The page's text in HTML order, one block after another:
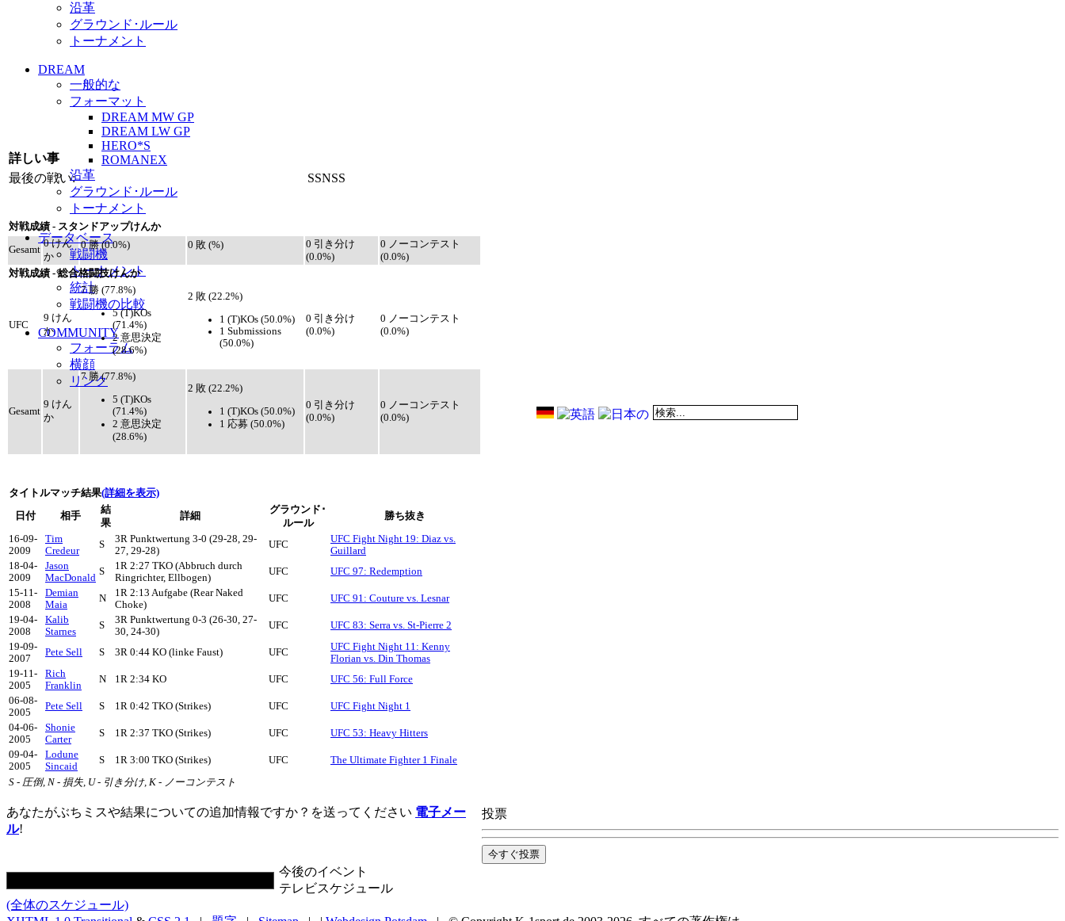
沿革
グラウンド･ルール
トーナメント
DREAM
一般的な
フォーマット
DREAM MW GP
DREAM LW GP
HERO*S
ROMANEX
沿革
グラウンド･ルール
トーナメント
データベース
戦闘機
トーナメント
統計
戦闘機の比較
COMMUNITY
フォーラム
横顔
リンク
詳しい事
最後の戦い:
SSNSS
対戦成績 - スタンドアップけんか
Gesamt
0 けん
か
0 勝 (0.0%) 0 敗 (%)
0 引き分け
(0.0%)
0 ノーコンテスト
(0.0%)
対戦成績 - 総合格闘技けんか
UFC
9 けん
か
7 勝 (77.8%)
5 (T)KOs
(71.4%)
2 意思決定
(28.6%)
2 敗 (22.2%)
1 (T)KOs (50.0%)
1 Submissions
(50.0%)
0 引き分け
(0.0%)
0 ノーコンテスト
(0.0%)
Gesamt
9 けん
か
7 勝 (77.8%)
5 (T)KOs
(71.4%)
2 意思決定
(28.6%)
2 敗 (22.2%)
1 (T)KOs (50.0%)
1 応募 (50.0%)
0 引き分け
(0.0%)
0 ノーコンテスト
(0.0%)
タイトルマッチ結果(詳細を表示)
日付 相手
結
果
詳細
グラウンド･
ルール
勝ち抜き
16-09-
2009
Tim
Credeur
S
3R Punktwertung 3-0 (29-28, 29-
27, 29-28)
UFC
UFC Fight Night 19: Diaz vs.
Guillard
18-04-
2009
Jason
MacDonald
S
1R 2:27 TKO (Abbruch durch
Ringrichter, Ellbogen)
UFC
UFC 97: Redemption
15-11-
2008
Demian
Maia
N
1R 2:13 Aufgabe (Rear Naked
Choke)
UFC
UFC 91: Couture vs. Lesnar
19-04-
2008
Kalib
Starnes
S
3R Punktwertung 0-3 (26-30, 27-
30, 24-30)
UFC
UFC 83: Serra vs. St-Pierre 2
19-09-
2007
Pete Sell S 3R 0:44 KO (linke Faust) UFC
UFC Fight Night 11: Kenny
Florian vs. Din Thomas
19-11-
2005
Rich
Franklin
N 1R 2:34 KO UFC
UFC 56: Full Force
06-08-
2005
Pete Sell S 1R 0:42 TKO (Strikes) UFC
UFC Fight Night 1
04-06-
2005
Shonie
Carter
S 1R 2:37 TKO (Strikes) UFC
UFC 53: Heavy Hitters
09-04-
2005
Lodune
Sincaid
S 1R 3:00 TKO (Strikes) UFC
The Ultimate Fighter 1 Finale
S - 圧倒, N - 損失, U - 引き分け, K - ノーコンテスト
あなたがぶちミスや結果についての追加情報ですか？を送ってください 電子メー
ル!
投票
今後のイベント
テレビスケジュール
(全体のスケジュール)